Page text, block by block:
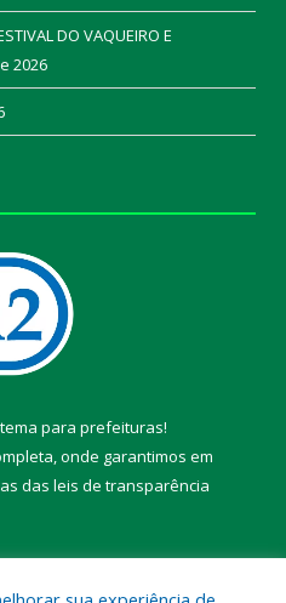
DO VAQUEIRO E
2026
para prefeituras!
onde garantimos em
das leis de transparência